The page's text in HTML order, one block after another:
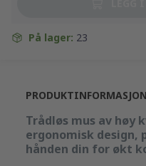
På lager: 23
PRODUKTINFORMASJON
Trådløs mus av høy
ergonomisk
hånden din for økt